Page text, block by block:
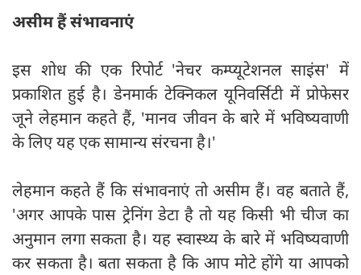
असीम हैं संभावनाएं
इस शोध की एक रिपोर्ट 'नेचर कम्प्यूटेशनल साइंस' में
प्रकाशित हुई है। डेनमार्क टेक्निकल यूनिवर्सिटी में प्रोफेसर
जूने लेहमान कहते हैं, 'मानव जीवन के बारे में भविष्यवाणी
के लिए यह एक सामान्य संरचना है।'
लेहमान कहते हैं कि संभावनाएं तो असीम हैं। वह बताते हैं,
'अगर आपके पास ट्रेनिंग डेटा है तो यह किसी भी चीज का
अनुमान लगा सकता है। यह स्वास्थ्य के बारे में भविष्यवाणी
कर सकता है। बता सकता है कि आप मोटे होंगे या आपको